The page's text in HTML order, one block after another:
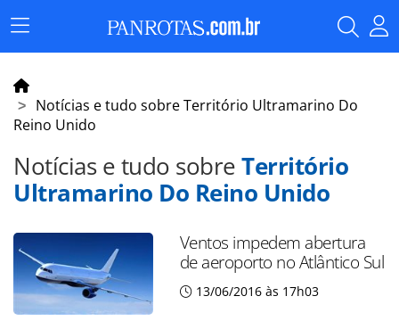
Menu
Principal
Notícias e tudo sobre Território Ultramarino Do
Reino Unido
Notícias e tudo sobreTerritório
Ultramarino Do Reino Unido
Ventos impedem abertura
de aeroporto no Atlântico Sul
13/06/2016 às 17h03